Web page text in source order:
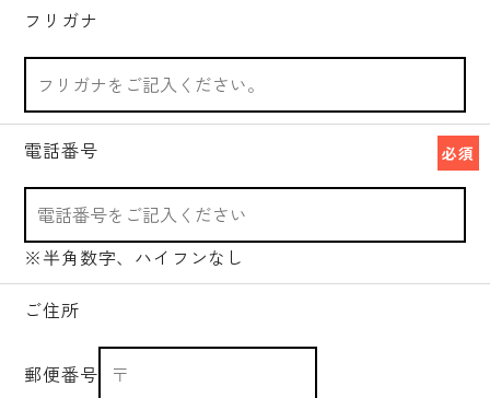
フリガナ
電話番号 必須
※半角数字、ハイフンなし
ご住所
郵便番号